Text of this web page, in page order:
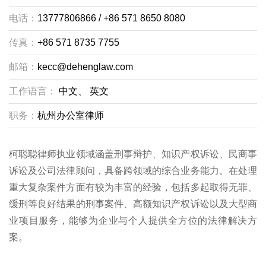
电话： 13777806866 / +86 571 8650 8080
传真： +86 571 8735 7755
邮箱： kecc@dehenglaw.com
工作语言： 中文、 英文
职务： 杭州办公室律师
柯聪聪律师执业领域涵盖刑事辩护、知识产权诉讼、民商事
诉讼及公司法律顾问，具备跨领域的综合业务能力。在处理
重大复杂案件方面有较为丰富的经验，包括多起取得无罪、
缓刑等良好结果的刑事案件、高额知识产权诉讼以及大型商
业项目服务，能够为企业与个人提供全方位的法律解决方
案。